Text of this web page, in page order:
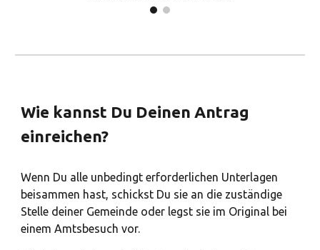
Wie kannst Du Deinen Antrag
einreichen?
Wenn Du alle unbedingt erforderlichen Unterlagen
beisammen hast, schickst Du sie an die zuständige
Stelle deiner Gemeinde oder legst sie im Original bei
einem Amtsbesuch vor.